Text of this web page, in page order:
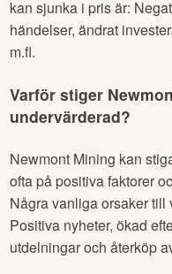
kan sjunka i pris är:
händelser, ändrat
m.fl.
Varför stiger
undervärderad?
Newmont Mining kan
ofta på positiva faktorer
Några vanliga orsaker till
Positiva nyheter, ökad
utdelningar och återköp